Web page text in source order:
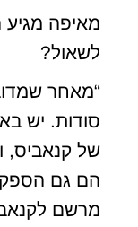
מאיפה
לשאול?
“מאחר
סודות. יש
של קנאביס,
הם גם
מרשם